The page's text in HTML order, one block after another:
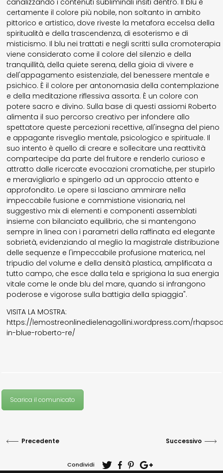
canalizzando i contenuti subliminali insiti dentro. Il blu è
certamente il colore più nobile, non soltanto in ambito
pittorico e artistico, dove riveste la metafora eccelsa della
spiritualità e della trascendenza, di esoterismo e di
misticismo. Il blu nei trattati e negli scritti sulla cromoterapia
viene considerato come il colore del silenzio e della
tranquillità, della quiete serena, della gioia di vivere e
dell'appagamento esistenziale, del benessere mentale e
psichico. È il colore per antonomasia della contemplazione
e della meditazione riflessiva assorta. È un colore con
potere sacro e divino. Sulla base di questi assiomi Roberto
alimenta il suo percorso creativo per infondere allo
spettatore queste percezioni recettive, all'insegna del pieno
e appagante risveglio mentale, psicologico e spirituale. Il
suo intento è quello di creare e sollecitare una reattività
compartecipe da parte del fruitore e renderlo curioso e
attratto dalle ricercate evocazioni cromatiche, per stupirlo
e meravigliarlo e spingerlo ad un approccio attento e
approfondito. Le opere si lasciano ammirare nella
impeccabile fusione e commistione visionaria, nel
suggestivo mix di elementi e componenti assemblati
insieme con bilanciato equilibrio, che si mantengono
sempre in linea con i parametri della raffinata ed elegante
sobrietà, evidenziando al meglio la magistrale distribuzione
delle sequenze e l'impeccabile profusione materica, nel
tripudio del volume e della densità plastica, amplificata a
tutto campo, che esce dalla tela e sprigiona la sua energia
vitale come le onde blu del mare, quando si infrangono
poderose e vigorose sulla battigia della spiaggia".
VISITA LA MOSTRA:
https://lemostreonlinedielenagollini.wordpress.com/
in-blue-roberto-re/
Scarica il comunicato
Precedente Successivo
Condividi